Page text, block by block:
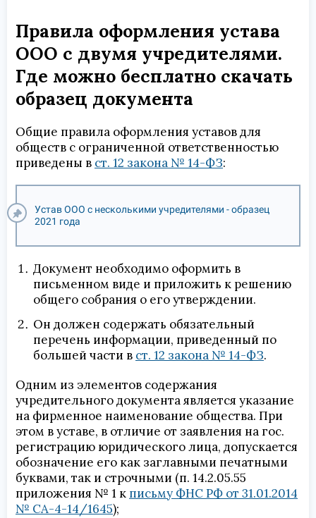
Правила оформления устава
ООО с двумя учредителями.
Где можно бесплатно скачать
образец документа
Общие правила оформления уставов для
обществ с ограниченной ответственностью
приведены в ст. 12 закона № 14-ФЗ:
Устав ООО с несколькими учредителями - образец
2021 года
Документ необходимо оформить в
письменном виде и приложить к решению
общего собрания о его утверждении.
Он должен содержать обязательный
перечень информации, приведенный по
большей части в ст. 12 закона № 14-ФЗ.
Одним из элементов содержания
учредительного документа является указание
на фирменное наименование общества. При
этом в уставе, в отличие от заявления на гос.
регистрацию юридического лица, допускается
обозначение его как заглавными печатными
буквами, так и строчными (п. 14.2.05.55
приложения № 1 к письму ФНС РФ от 31.01.2014
№ СА-4-14/1645);